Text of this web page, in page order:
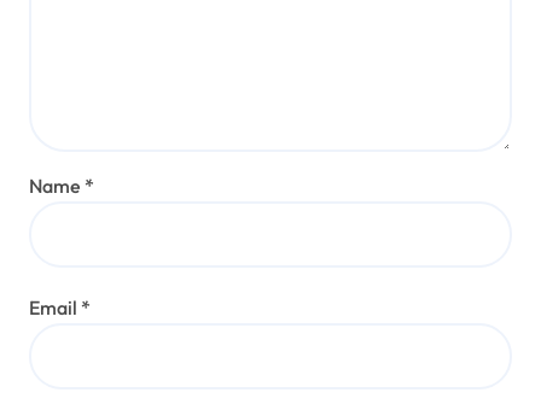
Name *
Email *